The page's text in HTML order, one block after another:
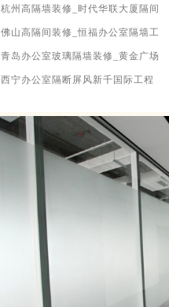
杭州高隔墙装修_时代华联大厦隔间
佛山高隔间装修_恒福办公室隔墙工
青岛办公室玻璃隔墙装修_黄金广场
西宁办公室隔断屏风新千国际工程